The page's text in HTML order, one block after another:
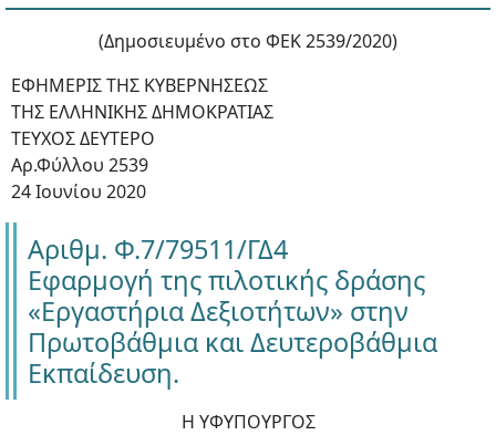
(Δημοσιευμένο στο ΦΕΚ 2539/2020)
ΕΦΗΜΕΡΙΣ ΤΗΣ ΚΥΒΕΡΝΗΣΕΩΣ
ΤΗΣ ΕΛΛΗΝΙΚΗΣ ΔΗΜΟΚΡΑΤΙΑΣ
ΤΕΥΧΟΣ ΔΕΥΤΕΡΟ
Αρ.Φύλλου 2539
24 Ιουνίου 2020
Αριθμ. Φ.7/79511/ΓΔ4
Εφαρμογή της πιλοτικής δράσης
«Εργαστήρια Δεξιοτήτων» στην
Πρωτοβάθμια και Δευτεροβάθμια
Εκπαίδευση.
Η ΥΦΥΠΟΥΡΓΟΣ